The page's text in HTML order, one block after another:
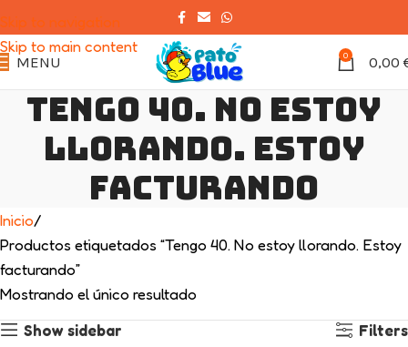
Skip to navigation
Skip to main content
MENU 0 0,00
Tengo 40. No estoy
llorando. Estoy
facturando
Inicio
Productos etiquetados “Tengo 40. No estoy llorando. Estoy
facturando”
Mostrando el único resultado
Show sidebar
Filters